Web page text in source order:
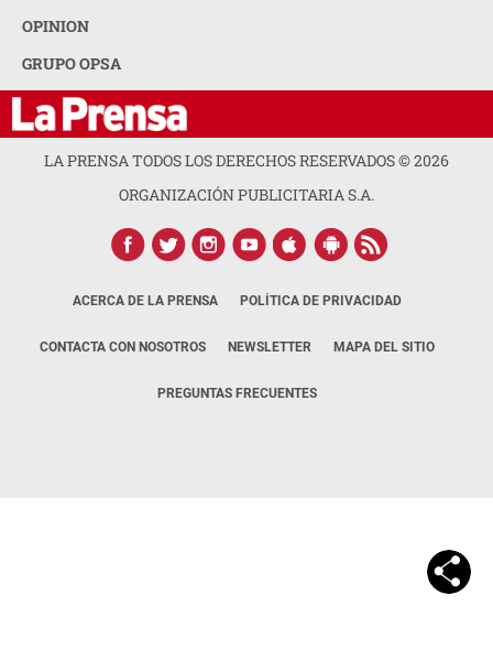
OPINION
GRUPO OPSA
LA PRENSA TODOS LOS DERECHOS RESERVADOS ©2026
ORGANIZACIÓN PUBLICITARIA S.A.
ACERCA DE LA PRENSA POLÍTICA DE PRIVACIDAD
CONTACTA CON NOSOTROS NEWSLETTER MAPA DEL SITIO
PREGUNTAS FRECUENTES